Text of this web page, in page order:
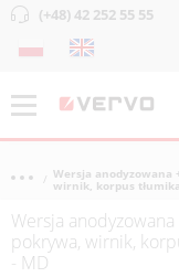
(+48) 42 252 55 55
Wersja anodyzowana
wirnik, korpus
Wersja
pokrywa, wirnik,
- MD